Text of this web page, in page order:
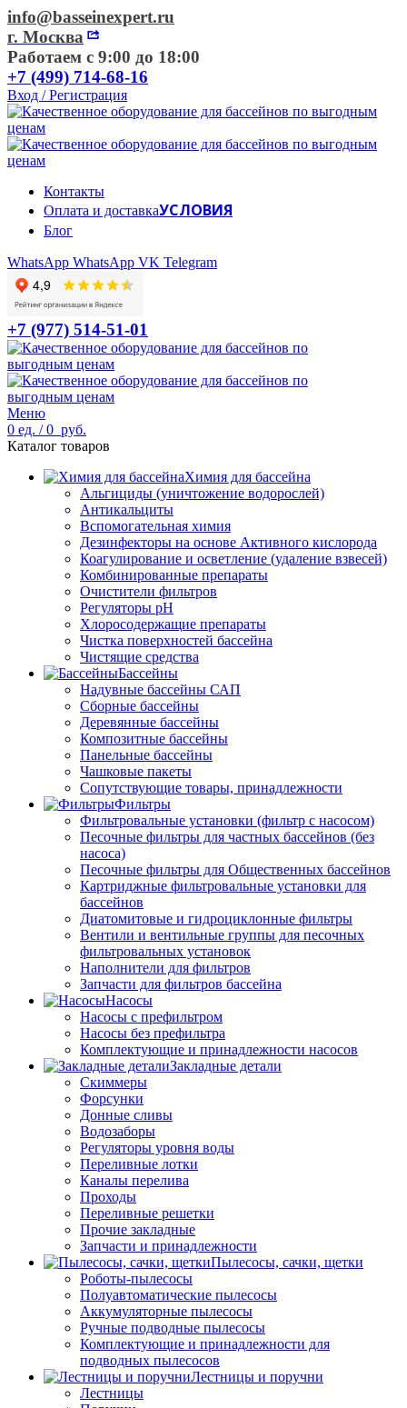
info@basseinexpert.ru
г. Москва
Работаем с 9:00 до 18:00
+7 (499) 714-68-16
Вход / Регистрация
Контакты
Оплата и доставкаУСЛОВИЯ
Блог
WhatsApp WhatsApp VK Telegram
+7 (977) 514-51-01
Меню
0 ед. / 0 руб.
Каталог товаров
Химия для бассейна
Альгициды (уничтожение водорослей)
Антикальциты
Вспомогательная химия
Дезинфекторы на основе Активного кислорода
Коагулирование и осветление (удаление взвесей)
Комбинированные препараты
Очистители фильтров
Регуляторы pH
Хлоросодержащие препараты
Чистка поверхностей бассейна
Чистящие средства
Бассейны
Надувные бассейны САП
Сборные бассейны
Деревянные бассейны
Композитные бассейны
Панельные бассейны
Чашковые пакеты
Сопутствующие товары, принадлежности
Фильтры
Фильтровальные установки (фильтр с насосом)
Песочные фильтры для частных бассейнов (без
насоса)
Песочные фильтры для Общественных бассейнов
Картриджные фильтровальные установки для
бассейнов
Диатомитовые и гидроциклонные фильтры
Вентили и вентильные группы для песочных
фильтровальных установок
Наполнители для фильтров
Запчасти для фильтров бассейна
Насосы
Насосы с префильтром
Насосы без префильтра
Комплектующие и принадлежности насосов
Закладные детали
Скиммеры
Форсунки
Донные сливы
Водозаборы
Регуляторы уровня воды
Переливные лотки
Каналы перелива
Проходы
Переливные решетки
Прочие закладные
Запчасти и принадлежности
Пылесосы, сачки, щетки
Роботы-пылесосы
Полуавтоматические пылесосы
Аккумуляторные пылесосы
Ручные подводные пылесосы
Комплектующие и принадлежности для
подводных пылесосов
Лестницы и поручни
Лестницы